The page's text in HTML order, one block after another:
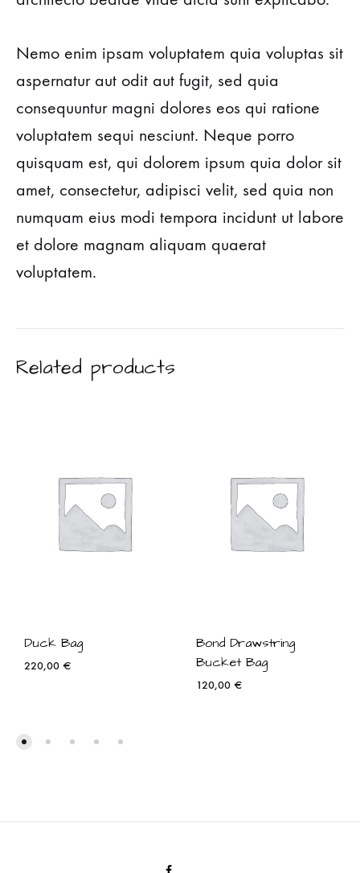
Nemo enim ipsam voluptatem quia voluptas sit
aspernatur aut odit aut fugit, sed quia
consequuntur magni dolores eos qui ratione
voluptatem sequi nesciunt. Neque porro
quisquam est, qui dolorem ipsum quia dolor sit
amet, consectetur, adipisci velit, sed quia non
numquam eius modi tempora incidunt ut labore
et dolore magnam aliquam quaerat
voluptatem.
Related products
Duck Bag
220,00 €
Bond Drawstring
Bucket Bag
120,00 €